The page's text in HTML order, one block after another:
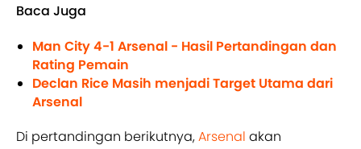
Baca Juga
Man City 4-1 Arsenal - Hasil Pertandingan dan
Rating Pemain
Declan Rice Masih menjadi Target Utama dari
Arsenal
Di pertandingan berikutnya,Arsenal akan